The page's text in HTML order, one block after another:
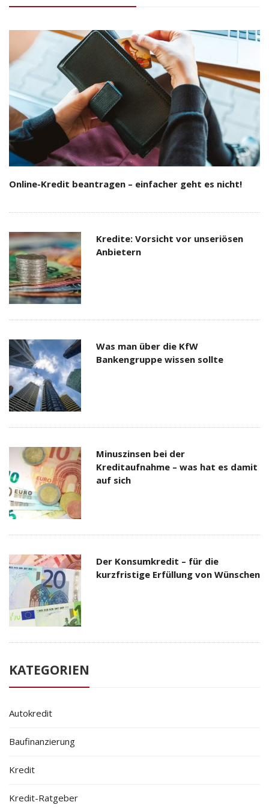
Online-Kredit beantragen – einfacher geht es nicht!
Kredite: Vorsicht vor unseriösen
Anbietern
Was man über die KfW
Bankengruppe wissen sollte
Minuszinsen bei der
Kreditaufnahme – was hat es damit
auf sich
Der Konsumkredit – für die
kurzfristige Erfüllung von Wünschen
KATEGORIEN
Autokredit
Baufinanzierung
Kredit
Kredit-Ratgeber